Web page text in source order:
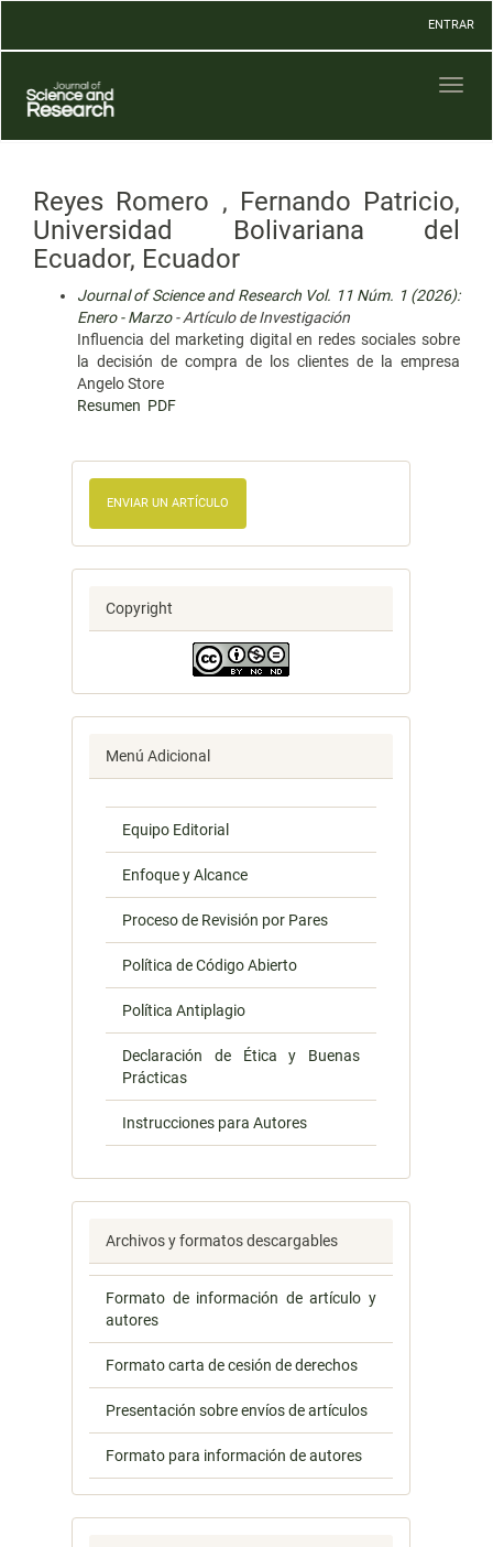
Contenido
Barra
lateral
ENTRAR
Reyes Romero , Fernando Patricio,
Universidad Bolivariana del
Ecuador, Ecuador
Journal of Science and Research Vol. 11 Núm. 1 (2026):
Enero - Marzo- Artículo de Investigación
Influencia del marketing digital en redes sociales sobre
la decisión de compra de los clientes de la empresa
Angelo Store
Resumen PDF
ENVIAR UN ARTÍCULO
Copyright
Menú Adicional
Equipo Editorial
Enfoque y Alcance
Proceso de Revisión por Pares
Política de Código Abierto
Política Antiplagio
Declaración de Ética y Buenas
Prácticas
Instrucciones para Autores
Archivos y formatos descargables
Formato de información de artículo y
autores
Formato carta de cesión de derechos
Presentación sobre envíos de artículos
Formato para información de autores